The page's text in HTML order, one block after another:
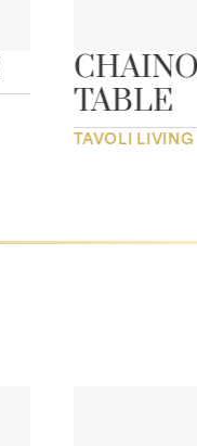
TABLE
TAVOLI LIVING